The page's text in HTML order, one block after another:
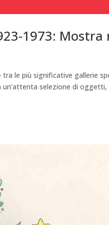
1973: Mostra
tra le più significative gallerie
selezione di